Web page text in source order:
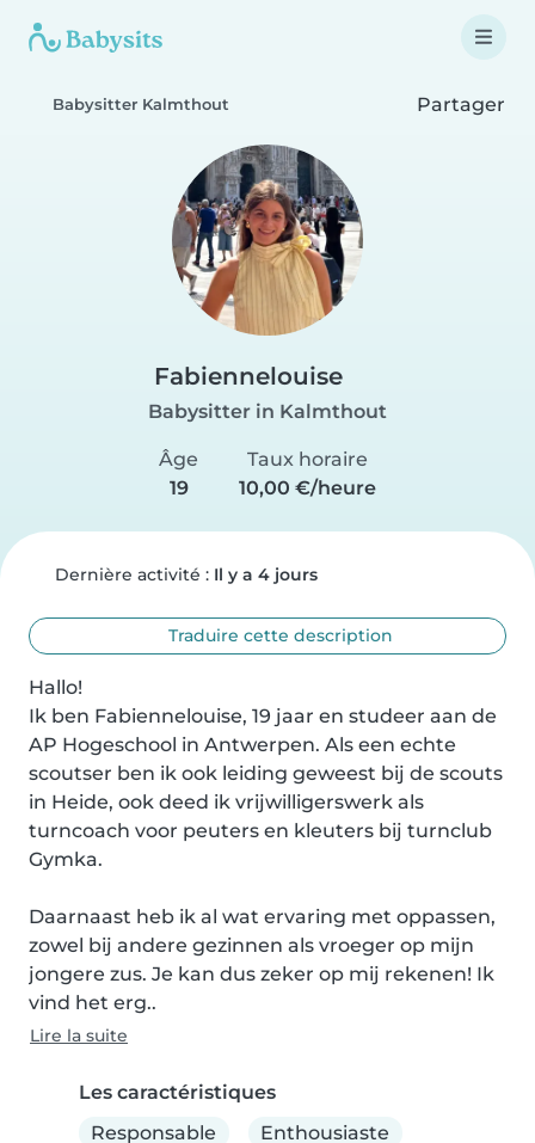
Babysitter Kalmthout Partager
Fabiennelouise
Babysitter in Kalmthout
Âge
19
Taux horaire
10,00 €/heure
Dernière activité : Il y a 4 jours
Traduire cette description
Hallo!
Ik ben Fabiennelouise, 19 jaar en studeer aan de
AP Hogeschool in Antwerpen. Als een echte
scoutser ben ik ook leiding geweest bij de scouts
in Heide, ook deed ik vrijwilligerswerk als
turncoach voor peuters en kleuters bij turnclub
Gymka.
Daarnaast heb ik al wat ervaring met oppassen,
zowel bij andere gezinnen als vroeger op mijn
jongere zus. Je kan dus zeker op mij rekenen! Ik
vind het erg..
Lire la suite
Les caractéristiques
Responsable
Enthousiaste